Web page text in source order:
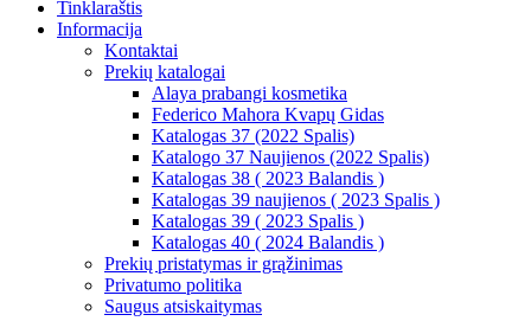
Tinklaraštis
Informacija
Kontaktai
Prekių katalogai
Alaya prabangi kosmetika
Federico Mahora Kvapų Gidas
Katalogas 37 (2022 Spalis)
Katalogo 37 Naujienos (2022 Spalis)
Katalogas 38 ( 2023 Balandis )
Katalogas 39 naujienos ( 2023 Spalis )
Katalogas 39 ( 2023 Spalis )
Katalogas 40 ( 2024 Balandis )
Prekių pristatymas ir grąžinimas
Privatumo politika
Saugus atsiskaitymas